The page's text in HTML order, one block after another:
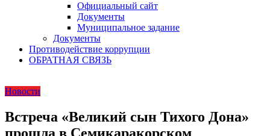
Официальный сайт
Документы
Муниципальное задание
Документы
Противодействие коррупции
ОБРАТНАЯ СВЯЗЬ
Новости
Встреча «Великий сын Тихого Дона»